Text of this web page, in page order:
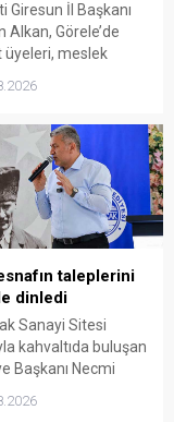
Giresun İl Başkanı
Alkan, Görele’de
üyeleri, meslek
talep ve beklentileri
taleplerini
dinledi
Sanayi Sitesi
kahvaltıda buluşan
Başkanı Necmi
çalışmaları